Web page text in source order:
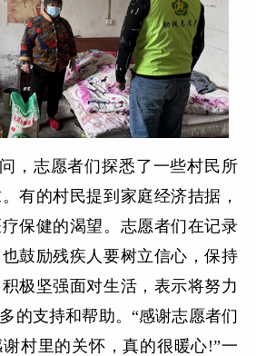
，志愿者们探悉了一些村民所
有的村民提到家庭经济拮据，
保健的渴望。志愿者们在记录
鼓励残疾人要树立信心，保持
极坚强面对生活，表示将努力
的支持和帮助。“感谢志愿者们
村里的关怀，真的很暖心!”一